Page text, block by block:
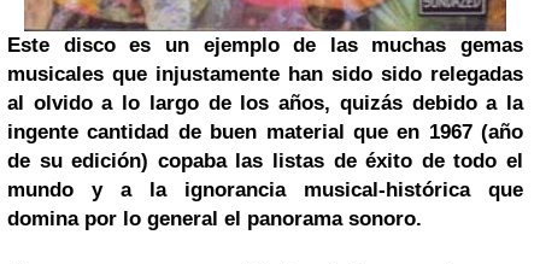
Este disco es un ejemplo de las muchas gemas
musicales que injustamente han sido sido relegadas
al olvido a lo largo de los años, quizás debido a la
ingente cantidad de buen material que en 1967 (año
de su edición) copaba las listas de éxito de todo el
mundo y a la ignorancia musical-histórica que
domina por lo general el panorama sonoro.